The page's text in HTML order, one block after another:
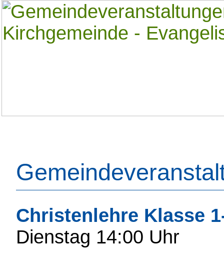
Christenlehre Klasse
Dienstag 14:00 Uhr